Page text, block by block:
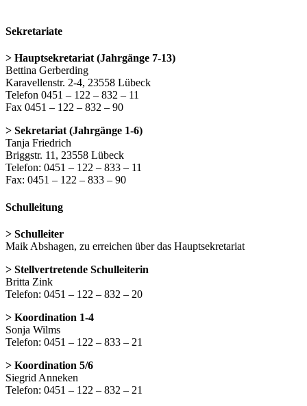
Sekretariate
> Hauptsekretariat (Jahrgänge 7-13)
Bettina Gerberding
Karavellenstr. 2-4, 23558 Lübeck
Telefon 0451 – 122 – 832 – 11
Fax 0451 – 122 – 832 – 90
> Sekretariat (Jahrgänge 1-6)
Tanja Friedrich
Briggstr. 11, 23558 Lübeck
Telefon: 0451 – 122 – 833 – 11
Fax: 0451 – 122 – 833 – 90
Schulleitung
> Schulleiter
Maik Abshagen, zu erreichen über das Hauptsekretariat
> Stellvertretende Schulleiterin
Britta Zink
Telefon: 0451 – 122 – 832 – 20
> Koordination 1-4
Sonja Wilms
Telefon: 0451 – 122 – 833 – 21
> Koordination 5/6
Siegrid Anneken
Telefon: 0451 – 122 – 832 – 21